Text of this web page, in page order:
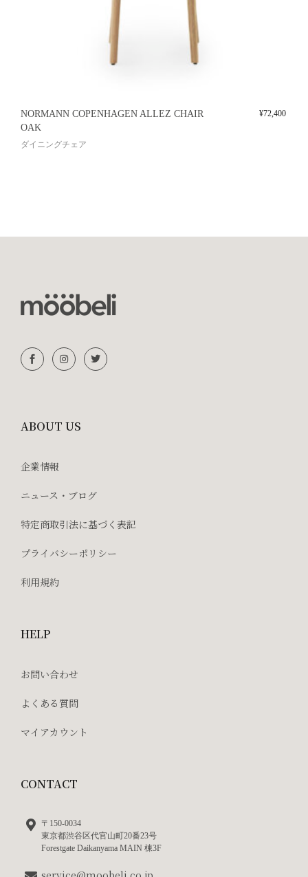
NORMANN COPENHAGEN ALLEZ CHAIR
OAK
ダイニングチェア
¥72,400
ABOUT US
企業情報
ニュース・ブログ
特定商取引法に基づく表記
プライバシーポリシー
利用規約
HELP
お問い合わせ
よくある質問
マイアカウント
CONTACT
〒150-0034
東京都渋谷区代官山町20番23号
Forestgate Daikanyama MAIN 棟3F